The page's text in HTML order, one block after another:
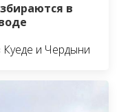
в
Куеде и Чердыни